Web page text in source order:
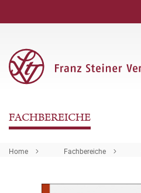
FACHBEREICHE
Home Fachbereiche